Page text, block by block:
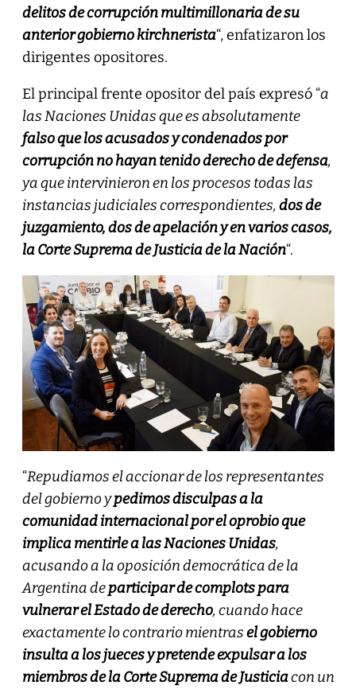
delitos de corrupción multimillonaria de su
anterior gobierno kirchnerista“, enfatizaron los
dirigentes opositores.
El principal frente opositor del país expresó “a
las Naciones Unidas que es absolutamente
falso que los acusados y condenados por
corrupción no hayan tenido derecho de defensa,
ya que intervinieron en los procesos todas las
instancias judiciales correspondientes, dos de
juzgamiento, dos de apelación y en varios casos,
la Corte Suprema de Justicia de la Nación“.
“Repudiamos el accionar de los representantes
del gobierno ypedimos disculpas a la
comunidad internacional por el oprobio que
implica mentirle a las Naciones Unidas,
acusando a la oposición democrática de la
Argentina departicipar de complots para
vulnerar el Estado de derecho, cuando hace
exactamente lo contrario mientrasel gobierno
insulta a los jueces y pretende expulsar a los
miembros de la Corte Suprema de Justiciacon un